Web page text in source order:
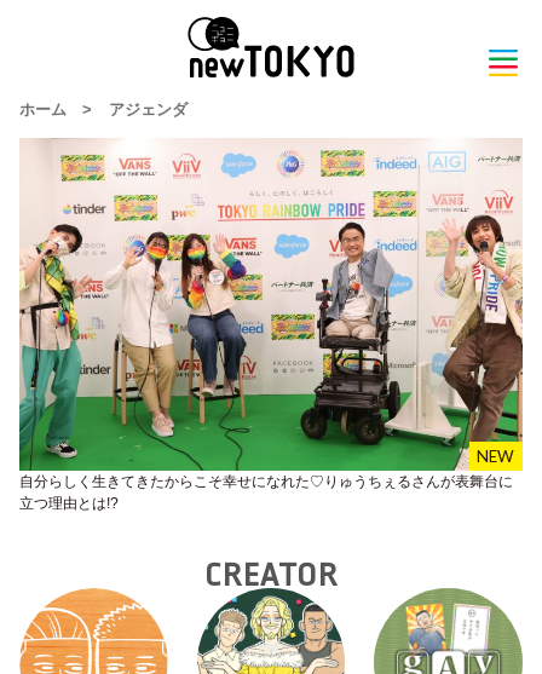
ホーム > アジェンダ
自分らしく生きてきたからこそ幸せになれた♡りゅうちぇるさんが表舞台に
立つ理由とは!?
CREATOR